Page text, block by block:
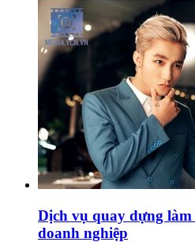
Dịch vụ quay dựng
doanh nghiệp